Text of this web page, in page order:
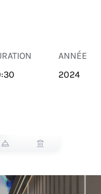
ANNÉE
2024